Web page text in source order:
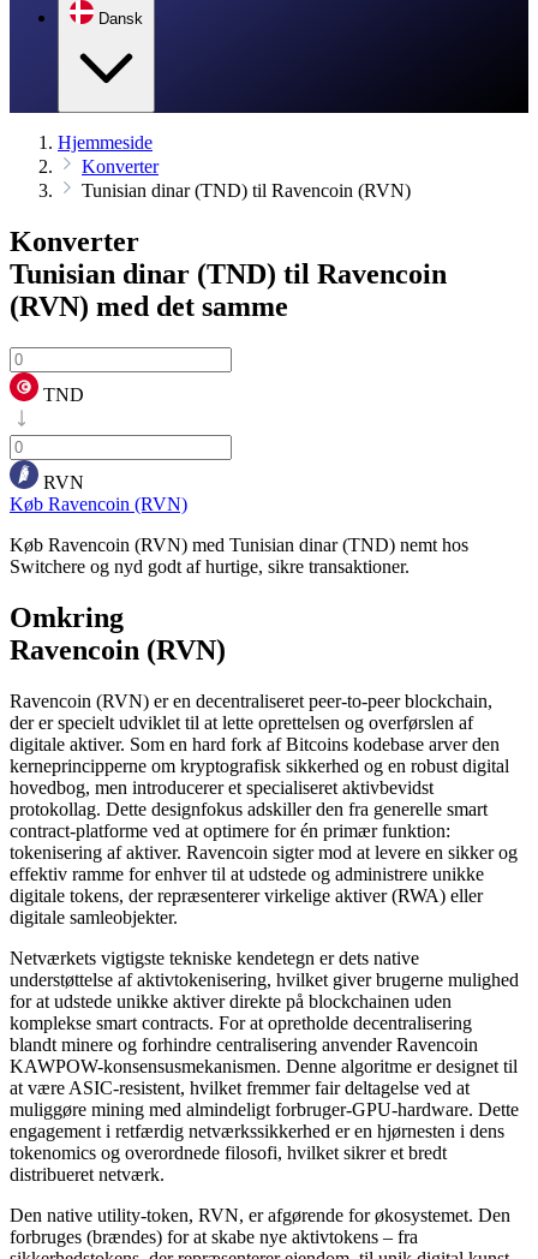
Dansk
Hjemmeside
Konverter
Tunisian dinar (TND) til Ravencoin (RVN)
Konverter
Tunisian dinar (TND) til Ravencoin
(RVN) med det samme
TND
RVN
Køb Ravencoin (RVN)
Køb Ravencoin (RVN) med Tunisian dinar (TND) nemt hos
Switchere og nyd godt af hurtige, sikre transaktioner.
Omkring
Ravencoin (RVN)
Ravencoin (RVN) er en decentraliseret peer-to-peer blockchain,
der er specielt udviklet til at lette oprettelsen og overførslen af
digitale aktiver. Som en hard fork af Bitcoins kodebase arver den
kerneprincipperne om kryptografisk sikkerhed og en robust digital
hovedbog, men introducerer et specialiseret aktivbevidst
protokollag. Dette designfokus adskiller den fra generelle smart
contract-platforme ved at optimere for én primær funktion:
tokenisering af aktiver. Ravencoin sigter mod at levere en sikker og
effektiv ramme for enhver til at udstede og administrere unikke
digitale tokens, der repræsenterer virkelige aktiver (RWA) eller
digitale samleobjekter.
Netværkets vigtigste tekniske kendetegn er dets native
understøttelse af aktivtokenisering, hvilket giver brugerne mulighed
for at udstede unikke aktiver direkte på blockchainen uden
komplekse smart contracts. For at opretholde decentralisering
blandt minere og forhindre centralisering anvender Ravencoin
KAWPOW-konsensusmekanismen. Denne algoritme er designet til
at være ASIC-resistent, hvilket fremmer fair deltagelse ved at
muliggøre mining med almindeligt forbruger-GPU-hardware. Dette
engagement i retfærdig netværkssikkerhed er en hjørnesten i dens
tokenomics og overordnede filosofi, hvilket sikrer et bredt
distribueret netværk.
Den native utility-token, RVN, er afgørende for økosystemet. Den
forbruges (brændes) for at skabe nye aktivtokens – fra